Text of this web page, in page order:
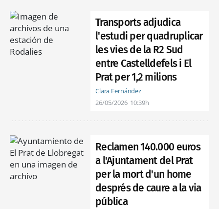
Transports adjudica
l'estudi per quadruplicar
les vies de la R2 Sud
entre Castelldefels i El
Prat per 1,2 milions
Clara Fernández
26/05/2026 10:39h
Reclamen 140.000 euros
a l'Ajuntament del Prat
per la mort d'un home
després de caure a la via
pública